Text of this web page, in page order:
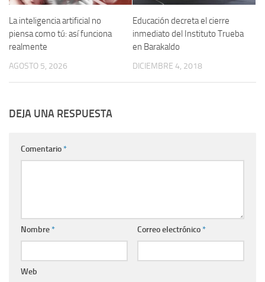
La inteligencia artificial no
piensa como tú: así funciona
realmente
AGOSTO 5, 2026
Educación decreta el cierre
inmediato del Instituto Trueba
en Barakaldo
DICIEMBRE 4, 2018
DEJA UNA RESPUESTA
Comentario*
Nombre* Correo electrónico*
Web